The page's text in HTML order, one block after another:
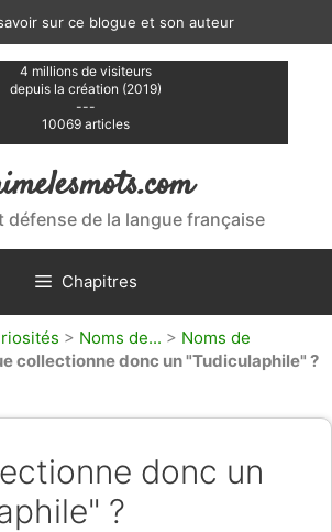
sur ce blogue et son auteur
4 millions de visiteurs
depuis la création (2019)
---
10069 articles
défense de la langue française
Chapitres
> Noms de... > Noms de
collectionne donc un "Tudiculaphile" ?
donc un
?